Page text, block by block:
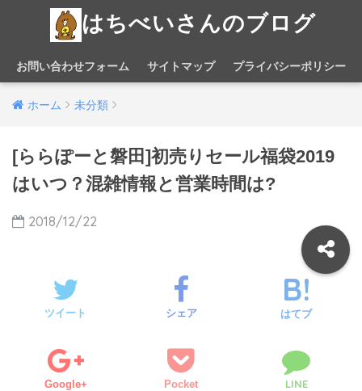
はちべいさんのブログ
お問い合わせフォーム サイトマップ プライバシーポリシー
ホーム 未分類
[ららぽーと磐田]初売りセール福袋2019
はいつ？混雑情報と営業時間は?
2018/12/22
ツイート シェア はてブ
Google+ Pocket LINE